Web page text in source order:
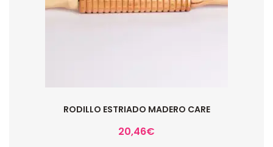
RODILLO ESTRIADO MADERO CARE
20,46€